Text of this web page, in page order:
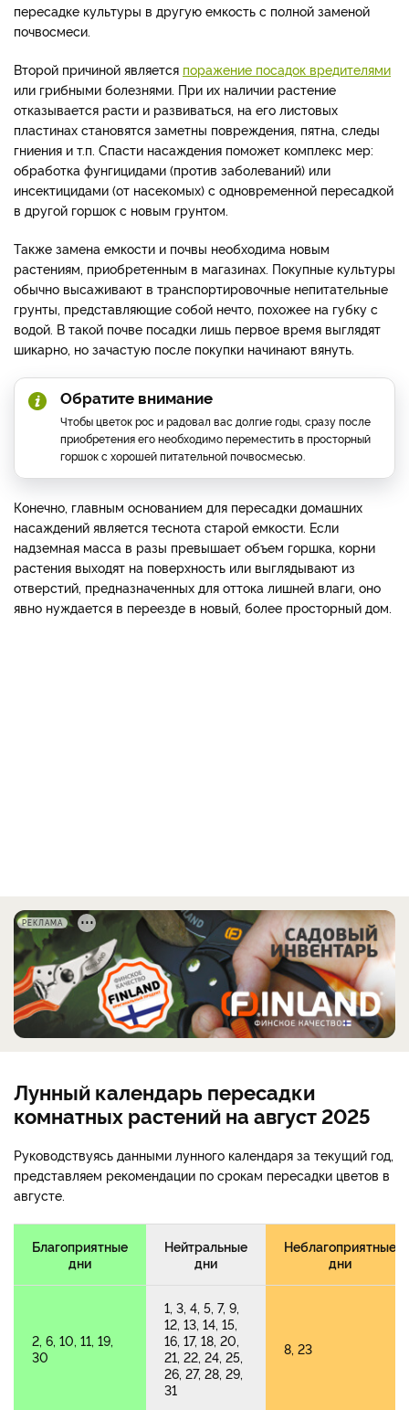
пересадке культуры в другую емкость с полной заменой
почвосмеси.
Второй причиной является поражение посадок вредителями
или грибными болезнями. При их наличии растение
отказывается расти и развиваться, на его листовых
пластинах становятся заметны повреждения, пятна, следы
гниения и т.п. Спасти насаждения поможет комплекс мер:
обработка фунгицидами (против заболеваний) или
инсектицидами (от насекомых) с одновременной пересадкой
в другой горшок с новым грунтом.
Также замена емкости и почвы необходима новым
растениям, приобретенным в магазинах. Покупные культуры
обычно высаживают в транспортировочные непитательные
грунты, представляющие собой нечто, похожее на губку с
водой. В такой почве посадки лишь первое время выглядят
шикарно, но зачастую после покупки начинают вянуть.
Обратите внимание
Чтобы цветок рос и радовал вас долгие годы, сразу после
приобретения его необходимо переместить в просторный
горшок с хорошей питательной почвосмесью.
Конечно, главным основанием для пересадки домашних
насаждений является теснота старой емкости. Если
надземная масса в разы превышает объем горшка, корни
растения выходят на поверхность или выглядывают из
отверстий, предназначенных для оттока лишней влаги, оно
явно нуждается в переезде в новый, более просторный дом.
РЕКЛАМА
Лунный календарь пересадки
комнатных растений на август 2025
Руководствуясь данными лунного календаря за текущий год,
представляем рекомендации по срокам пересадки цветов в
августе.
Благоприятные
дни
Нейтральные
дни
Неблагоприятные
дни
2, 6, 10, 11, 19,
30
1, 3, 4, 5, 7, 9,
12, 13, 14, 15,
16, 17, 18, 20,
21, 22, 24, 25,
26, 27, 28, 29,
31
8, 23